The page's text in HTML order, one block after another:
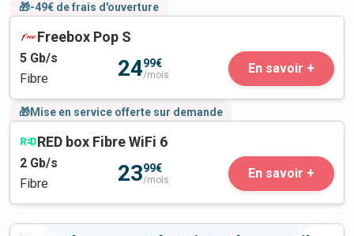
🎁-49€ de frais d'ouverture
Freebox Pop S
5 Gb/s
Fibre
2499€
/mois En savoir +
🎁Mise en service offerte sur demande
RED box Fibre WiFi 6
2 Gb/s
Fibre
2399€
/mois En savoir +